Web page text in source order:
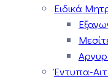
Ειδικά
Έντυπα-